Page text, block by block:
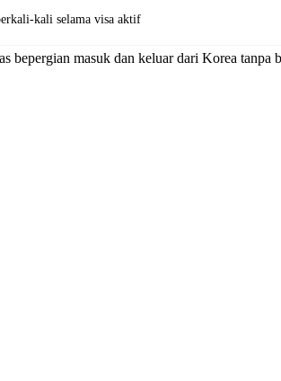
kali selama visa aktif
bepergian masuk dan keluar dari Korea tanpa